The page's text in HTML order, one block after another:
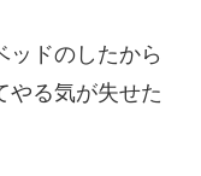
ッドのしたから
やる気が失せた